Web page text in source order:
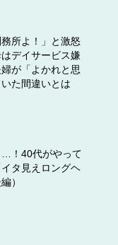
さんのお宅では
、缶を横にしてお
デレラフィットす
モデム」もすっ
務所よ！」と激怒
デイサービス嫌
が「よかれと思
た間違いとは
…！40代がやって
タ見えロングヘ
）